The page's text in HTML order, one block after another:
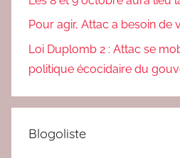
Pour agir, Attac a besoin de
Loi Duplomb 2 : Attac se
politique écocidaire du
Blogoliste